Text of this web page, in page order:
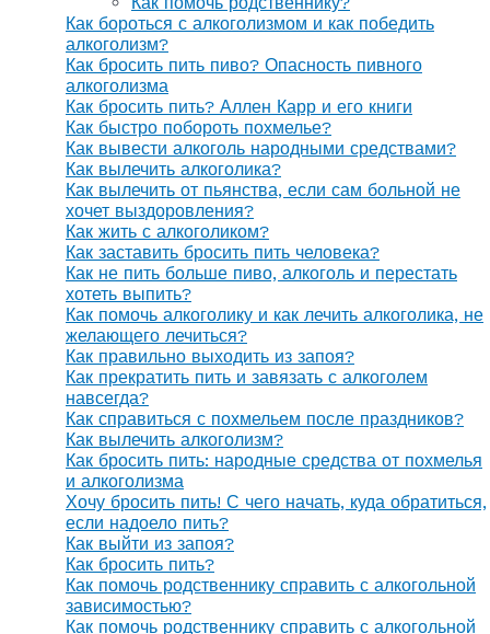
Как бороться с алкоголизмом и как победить
алкоголизм?
Как бросить пить пиво? Опасность пивного
алкоголизма
Как бросить пить? Аллен Карр и его книги
Как быстро побороть похмелье?
Как вывести алкоголь народными средствами?
Как вылечить алкоголика?
Как вылечить от пьянства, если сам больной не
хочет выздоровления?
Как жить с алкоголиком?
Как заставить бросить пить человека?
Как не пить больше пиво, алкоголь и перестать
хотеть выпить?
Как помочь алкоголику и как лечить алкоголика, не
желающего лечиться?
Как правильно выходить из запоя?
Как прекратить пить и завязать с алкоголем
навсегда?
Как справиться с похмельем после праздников?
Как вылечить алкоголизм?
Как бросить пить: народные средства от похмелья
и алкоголизма
Хочу бросить пить! С чего начать, куда обратиться,
если надоело пить?
Как выйти из запоя?
Как бросить пить?
Как помочь родственнику справить с алкогольной
зависимостью?
Как помочь родственнику справить с алкогольной